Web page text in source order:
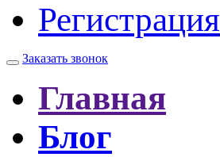
Регистрация
Заказать звонок
Главная
Блог